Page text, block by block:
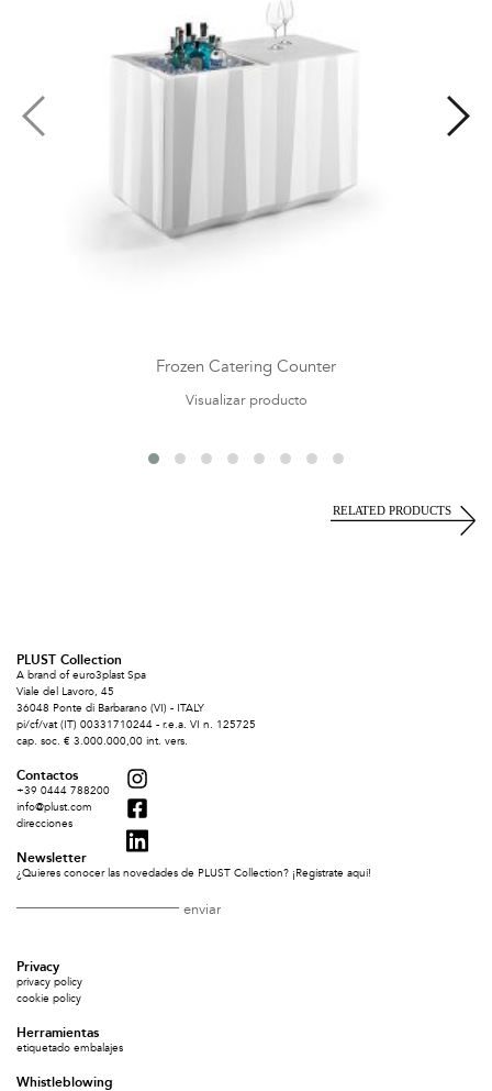
Frozen Catering Counter
Visualizar producto
PLUST Collection
A brand of euro3plast Spa
Viale del Lavoro, 45
36048 Ponte di Barbarano (VI) - ITALY
pi/cf/vat (IT) 00331710244 - r.e.a. VI n. 125725
cap. soc. € 3.000.000,00 int. vers.
Contactos
+39 0444 788200
info@plust.com
direcciones
Newsletter
¿Quieres conocer las novedades de PLUST Collection? ¡Regístrate aquí!
Privacy
privacy policy
cookie policy
Herramientas
etiquetado embalajes
Whistleblowing